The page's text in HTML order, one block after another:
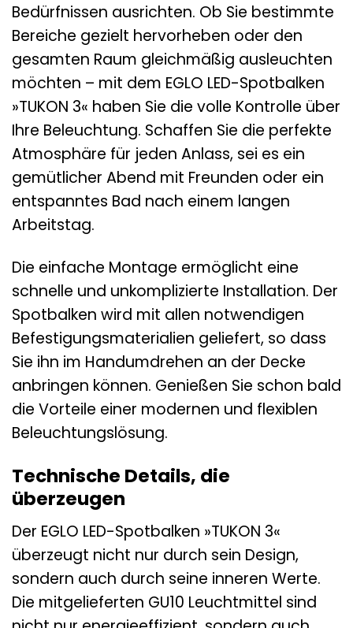
Bedürfnissen ausrichten. Ob Sie bestimmte
Bereiche gezielt hervorheben oder den
gesamten Raum gleichmäßig ausleuchten
möchten – mit dem EGLO LED-Spotbalken
»TUKON 3« haben Sie die volle Kontrolle über
Ihre Beleuchtung. Schaffen Sie die perfekte
Atmosphäre für jeden Anlass, sei es ein
gemütlicher Abend mit Freunden oder ein
entspanntes Bad nach einem langen
Arbeitstag.
Die einfache Montage ermöglicht eine
schnelle und unkomplizierte Installation. Der
Spotbalken wird mit allen notwendigen
Befestigungsmaterialien geliefert, so dass
Sie ihn im Handumdrehen an der Decke
anbringen können. Genießen Sie schon bald
die Vorteile einer modernen und flexiblen
Beleuchtungslösung.
Technische Details, die
überzeugen
Der EGLO LED-Spotbalken »TUKON 3«
überzeugt nicht nur durch sein Design,
sondern auch durch seine inneren Werte.
Die mitgelieferten GU10 Leuchtmittel sind